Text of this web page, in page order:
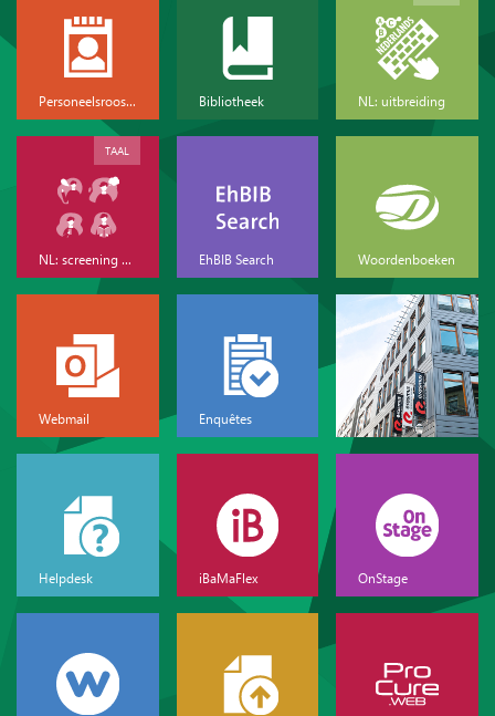
Personeelsrooster Bibliotheek NL: uitbreiding
NL: screening & basis
TAAL
EhBIB Search Woordenboeken
Webmail Enquêtes
Helpdesk iBaMaFlex OnStage